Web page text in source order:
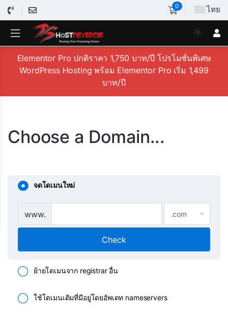
0 ไทย
Elementor Pro ปกติราคา 1,750 บาท/ปี โปรโมชั่นพิเศษ
WordPress Hosting พร้อม Elementor Pro เริ่ม 1,499
บาท/ปี
Choose a Domain...
จดโดเมนใหม่
www.
Check
ย้ายโดเมนจาก registrar อื่น
ใช้โดเมนเดิมที่มีอยู่โดยอัพเดท nameservers